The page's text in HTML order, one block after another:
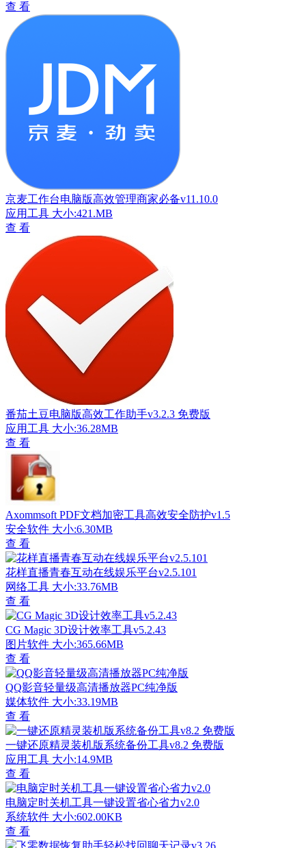
查 看
京麦工作台电脑版高效管理商家必备v11.10.0
应用工具 大小:421.MB
查 看
番茄土豆电脑版高效工作助手v3.2.3 免费版
应用工具 大小:36.28MB
查 看
Axommsoft PDF文档加密工具高效安全防护v1.5
安全软件 大小:6.30MB
查 看
花样直播青春互动在线娱乐平台v2.5.101
网络工具 大小:33.76MB
查 看
CG Magic 3D设计效率工具v5.2.43
图片软件 大小:365.66MB
查 看
QQ影音轻量级高清播放器PC纯净版
媒体软件 大小:33.19MB
查 看
一键还原精灵装机版系统备份工具v8.2 免费版
应用工具 大小:14.9MB
查 看
电脑定时关机工具一键设置省心省力v2.0
系统软件 大小:602.00KB
查 看